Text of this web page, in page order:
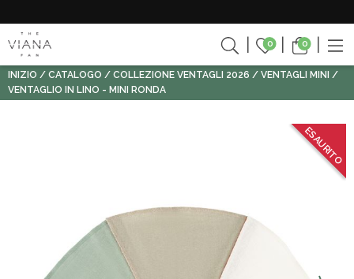
0 0
INIZIO CATALOGO COLLEZIONE VENTAGLI 2026
VENTAGLI MINI
VENTAGLIO IN LINO - MINI RONDA
ESAURITO